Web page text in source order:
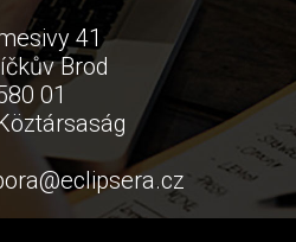
41
Brod
01
@eclipsera.cz